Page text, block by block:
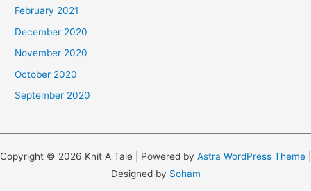
February 2021
December 2020
November 2020
October 2020
September 2020
Copyright © 2026 Knit A Tale | Powered by Astra WordPress Theme
Designed by Soham